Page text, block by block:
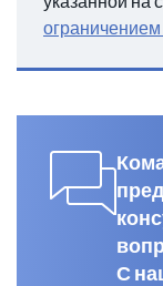
ограничением
С